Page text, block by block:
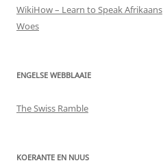
WikiHow – Learn to Speak Afrikaans
Woes
ENGELSE WEBBLAAIE
The Swiss Ramble
KOERANTE EN NUUS